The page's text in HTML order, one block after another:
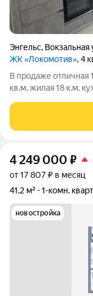
Энгельс, Вокзальная
ЖК «Локомотив», 4
В продаже отличная
кв.м, жилая 18 к.м,
комнатах
качества,
4 249 000 ₽
от 17 807 ₽ в месяц
41,2 м²
1-комн.
новостройка